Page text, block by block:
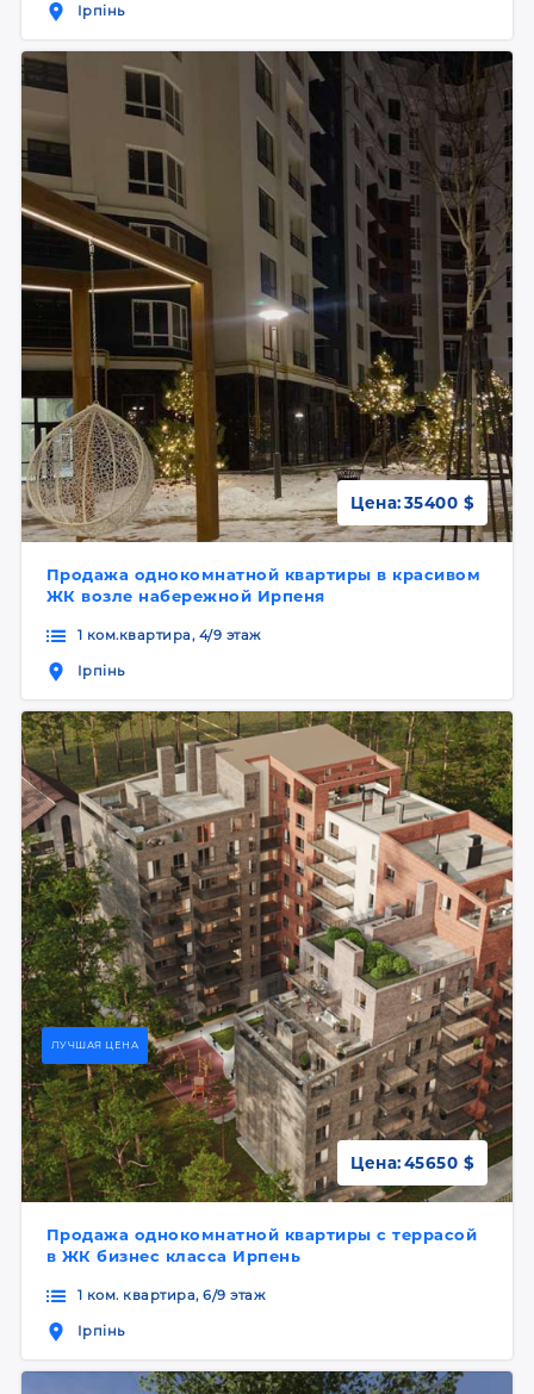
Ірпінь
Продажа однокомнатной квартиры в красивом
ЖК возле набережной Ирпеня
Цена:35400 $
1 ком.квартира, 4/9 этаж
Ірпінь
ЛУЧШАЯ ЦЕНА
Продажа однокомнатной квартиры с террасой
в ЖК бизнес класса Ирпень
Цена:45650 $
1 ком. квартира, 6/9 этаж
Ірпінь